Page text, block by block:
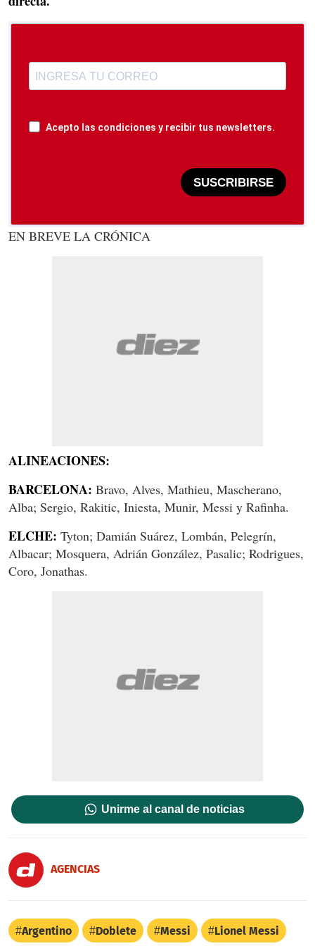
Acepto las condiciones y recibir tus newsletters.
SUSCRIBIRSE
EN BREVE LA CRÓNICA
ALINEACIONES:
BARCELONA: Bravo, Alves, Mathieu, Mascherano,
Alba; Sergio, Rakitic, Iniesta, Munir, Messi y Rafinha.
ELCHE: Tyton; Damián Suárez, Lombán, Pelegrín,
Albacar; Mosquera, Adrián González, Pasalic; Rodrigues,
Coro, Jonathas.
Unirme al canal de noticias
AGENCIAS
Argentino Doblete Messi Lionel Messi